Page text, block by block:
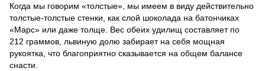
Когда мы говорим «толстые», мы имеем в виду действительно
толстые-толстые стенки, как слой шоколада на батончиках
«Марс» или даже толще. Вес обеих удилищ составляет по
212 граммов, львиную долю забирает на себя мощная
рукоятка, что благоприятно сказывается на общем балансе
снасти.